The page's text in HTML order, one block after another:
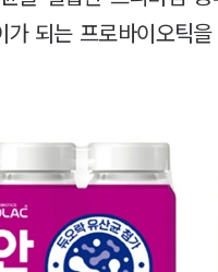
되는 프로바이오틱